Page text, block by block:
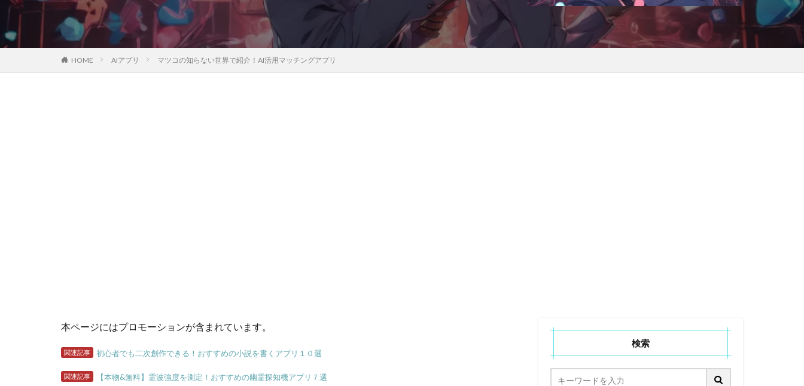
HOME AIアプリ マツコの知らない世界で紹介！AI活用マッチングアプリ
本ページにはプロモーションが含まれています。
関連記事 初心者でも二次創作できる！おすすめの小説を書くアプリ１０選
関連記事 【本物&無料】霊波強度を測定！おすすめの幽霊探知機アプリ７選
検索